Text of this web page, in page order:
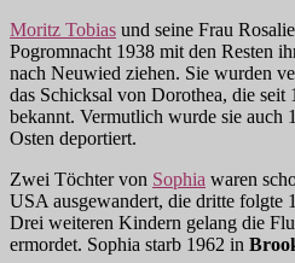
Moritz Tobias und seine Frau
Pogromnacht 1938 mit den Resten
nach Neuwied ziehen. Sie wurden
das Schicksal von Dorothea, die
bekannt. Vermutlich wurde sie auch
Osten deportiert.
Zwei Töchter von Sophia waren
USA ausgewandert, die dritte folgte
Drei weiteren Kindern gelang die
ermordet. Sophia starb 1962 in